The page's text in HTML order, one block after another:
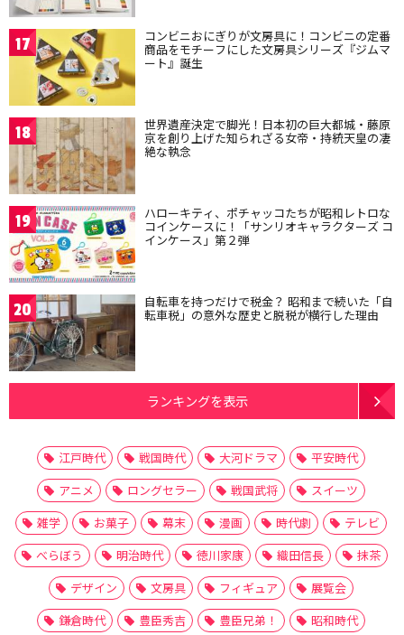
17 コンビニおにぎりが文房具に！コンビニの定番
商品をモチーフにした文房具シリーズ『ジムマ
ート』誕生
18 世界遺産決定で脚光！日本初の巨大都城・藤原
京を創り上げた知られざる女帝・持統天皇の凄
絶な執念
19 ハローキティ、ポチャッコたちが昭和レトロな
コインケースに！「サンリオキャラクターズ コ
インケース」第２弾
20 自転車を持つだけで税金？ 昭和まで続いた「自
転車税」の意外な歴史と脱税が横行した理由
ランキングを表示
江戸時代 戦国時代 大河ドラマ
平安時代
アニメ
ロングセラー 戦国武将
スイーツ
雑学
お菓子 幕末 漫画 時代劇
テレビ
べらぼう
明治時代 徳川家康 織田信長
抹茶
デザイン
文房具 フィギュア
展覧会
鎌倉時代
豊臣秀吉 豊臣兄弟！
昭和時代